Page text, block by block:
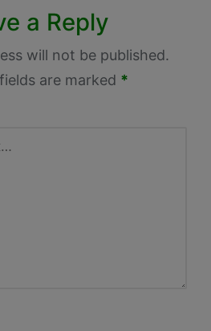
a Reply
will not be published.
are marked *